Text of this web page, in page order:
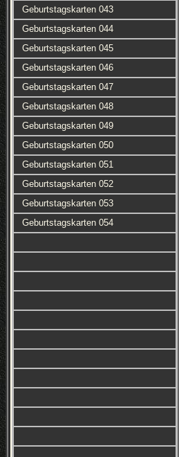
Geburtstagskarten 043
Geburtstagskarten 044
Geburtstagskarten 045
Geburtstagskarten 046
Geburtstagskarten 047
Geburtstagskarten 048
Geburtstagskarten 049
Geburtstagskarten 050
Geburtstagskarten 051
Geburtstagskarten 052
Geburtstagskarten 053
Geburtstagskarten 054